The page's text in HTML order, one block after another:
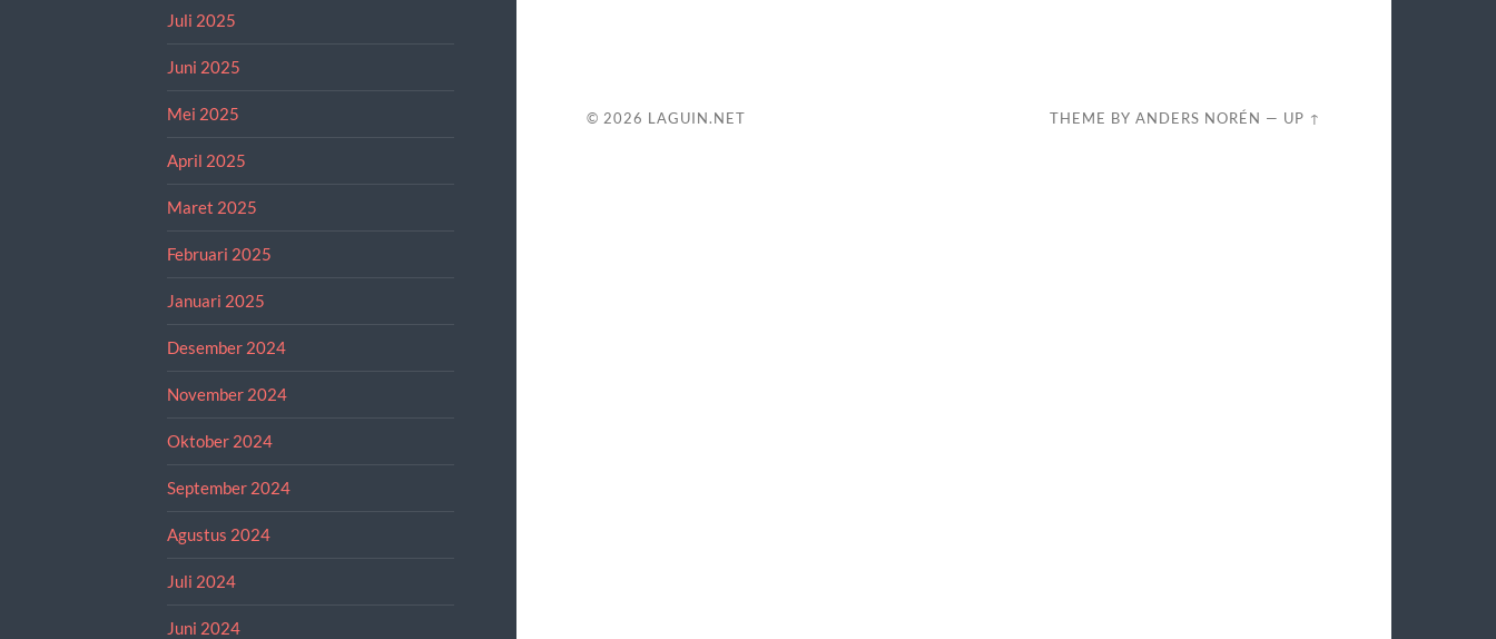
Juli 2025
Juni 2025
Mei 2025
April 2025
Maret 2025
Februari 2025
Januari 2025
Desember 2024
November 2024
Oktober 2024
September 2024
Agustus 2024
Juli 2024
Juni 2024
© 2026 LAGUIN.NET THEME BYANDERS NORÉN — UP ↑